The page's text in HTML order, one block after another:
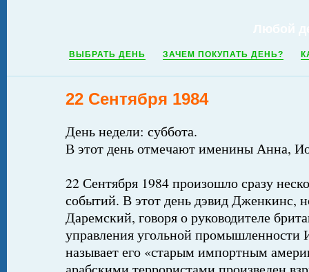
ВЫБРАТЬ ДЕНЬ ЗАЧЕМ ПОКУПАТЬ ДЕНЬ?
22 Сентября 1984
День недели: суббота.
В этот день отмечают именины Анна,
22 Сентября 1984 произошло сразу
событий. В этот день дэвид Дженкинс,
Даремский, говоря о руководителе
управления угольной промышленности
называет его «старым импортным